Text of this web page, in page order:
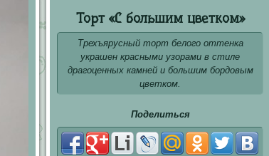
Торт «С большим цветком»
Трехъярусный торт белого оттенка
украшен красными узорами в стиле
драгоценных камней и большим бордовым
цветком.
Поделиться